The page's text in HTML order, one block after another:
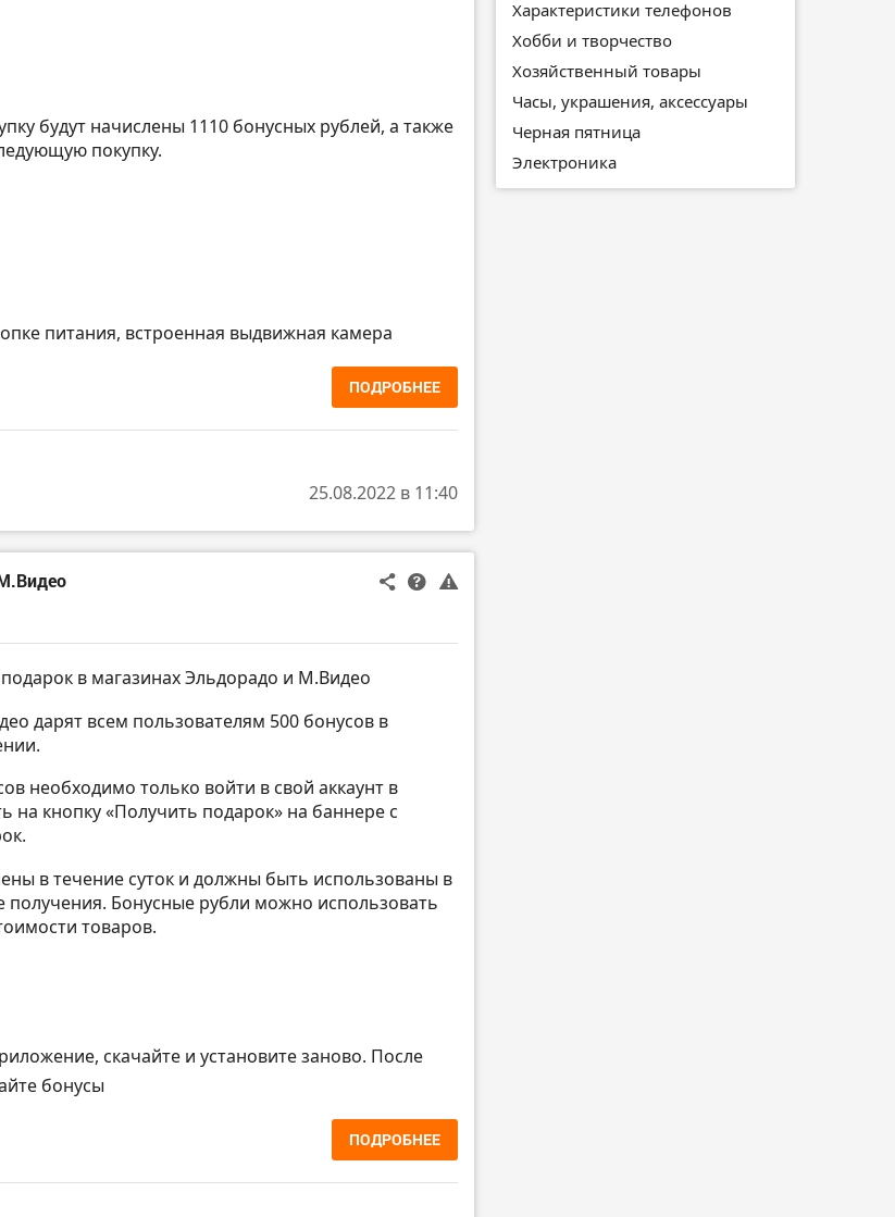
будут начислены 1110 бонусных рублей, а также
покупку.
питания, встроенная выдвижная камера
ПОДРОБНЕЕ
25.08.2022 в 11:40
в магазинах Эльдорадо и М.Видео
дарят всем пользователям 500 бонусов в
необходимо только войти в свой аккаунт в
на кнопку «Получить подарок» на баннере с
в течение суток и должны быть использованы в
получения. Бонусные рубли можно использовать
товаров.
скачайте и установите заново. После
бонусы
ПОДРОБНЕЕ
Характеристики телефонов
Хобби и творчество
Хозяйственный товары
Часы, украшения, аксессуары
Черная пятница
Электроника